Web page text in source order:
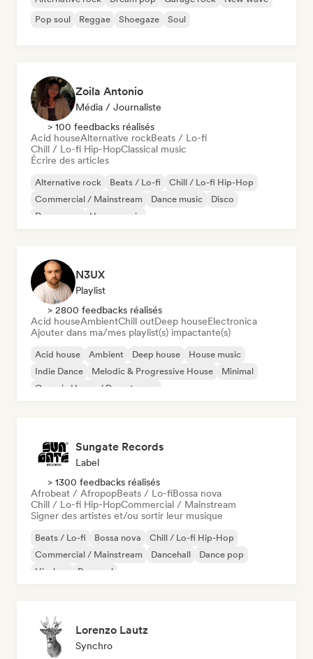
Pop soul
Reggae Shoegaze Soul
Zoila Antonio
Média / Journaliste
> 100 feedbacks réalisés
Acid houseAlternative rockBeats / Lo-fi
Chill / Lo-fi Hip-HopClassical music
Écrire des articles
Alternative rock Beats / Lo-fi
Chill / Lo-fi Hip-Hop
Commercial / Mainstream
Dance music
Disco
Dream pop
House music
N3UX
Playlist
> 2800 feedbacks réalisés
Acid houseAmbientChill outDeep houseElectronica
Ajouter dans ma/mes playlist(s) impactante(s)
Acid house Ambient Deep house
House music
Indie Dance
Melodic & Progressive House
Minimal
Organic House / Downtempo
Sungate Records
Label
> 1300 feedbacks réalisés
Afrobeat / AfropopBeats / Lo-fiBossa nova
Chill / Lo-fi Hip-HopCommercial / Mainstream
Signer des artistes et/ou sortir leur musique
Beats / Lo-fi Bossa nova
Chill / Lo-fi Hip-Hop
Commercial / Mainstream
Dancehall
Dance pop
Hip-hop
Pop soul
Lorenzo Lautz
Synchro